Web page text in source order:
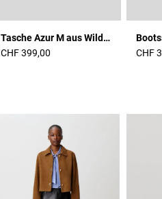
Tasche Azur M aus Wildleder
CHF 399,00
CHF